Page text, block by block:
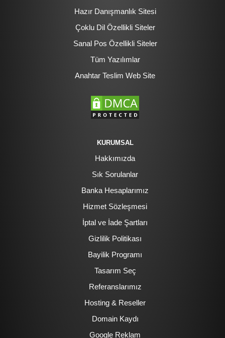
Hazır Danışmanlık Sitesi
Çoklu Dil Özellikli Siteler
Sanal Pos Özellikli Siteler
Tüm Yazılımlar
Anahtar Teslim Web Site
KURUMSAL
Hakkımızda
Sık Sorulanlar
Banka Hesaplarımız
Hizmet Sözleşmesi
İptal ve İade Şartları
Gizlilik Politikası
Bayilik Programı
Tasarım Seç
Referanslarımız
Hosting & Reseller
Domain Kaydı
Google Reklam